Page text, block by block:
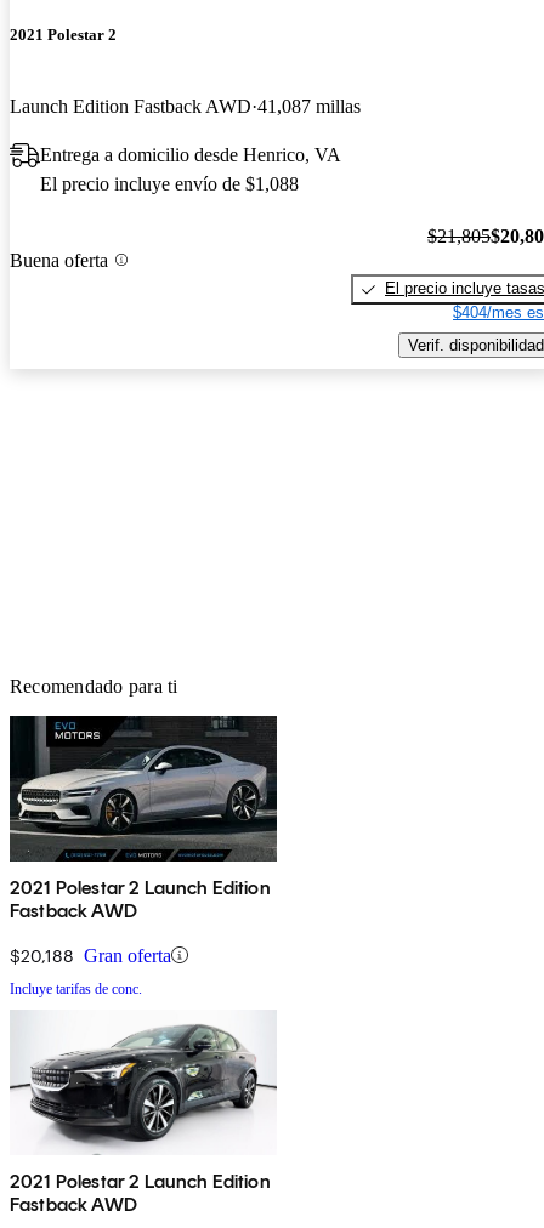
2021 Polestar 2
Launch Edition Fastback AWD 41,087 millas
Entrega a domicilio desde Henrico, VA
El precio incluye envío de $1,088
Buena oferta
$21,805
El precio incluye tasas
$404/mes
Verif. disponibilidad
Recomendado para ti
2021 Polestar 2 Launch Edition
Fastback AWD
$20,188 Gran oferta
Incluye tarifas de conc.
2021 Polestar 2 Launch Edition
Fastback AWD